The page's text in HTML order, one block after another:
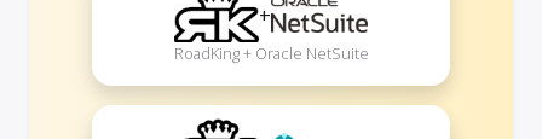
+
RoadKing + Oracle NetSuite